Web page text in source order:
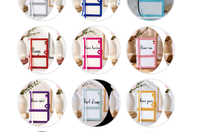
Blanc
rouge
Blanc
fuschia
Blanc
lilas
Blanc
anis